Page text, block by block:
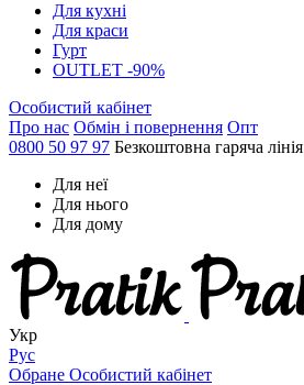
Для кухні
Для краси
Гурт
OUTLET -90%
Особистий кабінет
Про нас Обмін і повернення Опт
0800 50 97 97 Безкоштовна гаряча лінія
Для неї
Для нього
Для дому
Укр
Рус
Обране Особистий кабінет